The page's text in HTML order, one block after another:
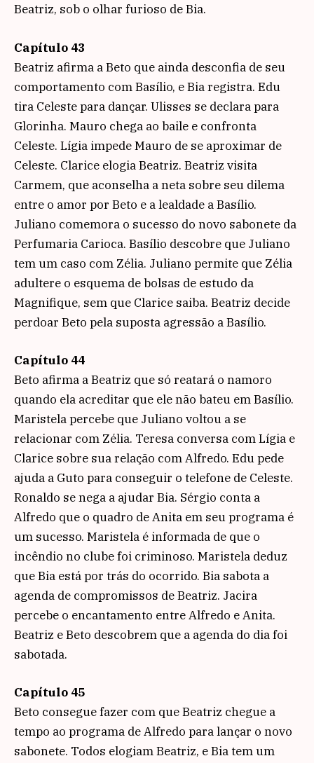
Beatriz, sob o olhar furioso de Bia.
Capítulo 43
Beatriz afirma a Beto que ainda desconfia de seu
comportamento com Basílio, e Bia registra. Edu
tira Celeste para dançar. Ulisses se declara para
Glorinha. Mauro chega ao baile e confronta
Celeste. Lígia impede Mauro de se aproximar de
Celeste. Clarice elogia Beatriz. Beatriz visita
Carmem, que aconselha a neta sobre seu dilema
entre o amor por Beto e a lealdade a Basílio.
Juliano comemora o sucesso do novo sabonete da
Perfumaria Carioca. Basílio descobre que Juliano
tem um caso com Zélia. Juliano permite que Zélia
adultere o esquema de bolsas de estudo da
Magnifique, sem que Clarice saiba. Beatriz decide
perdoar Beto pela suposta agressão a Basílio.
Capítulo 44
Beto afirma a Beatriz que só reatará o namoro
quando ela acreditar que ele não bateu em Basílio.
Maristela percebe que Juliano voltou a se
relacionar com Zélia. Teresa conversa com Lígia e
Clarice sobre sua relação com Alfredo. Edu pede
ajuda a Guto para conseguir o telefone de Celeste.
Ronaldo se nega a ajudar Bia. Sérgio conta a
Alfredo que o quadro de Anita em seu programa é
um sucesso. Maristela é informada de que o
incêndio no clube foi criminoso. Maristela deduz
que Bia está por trás do ocorrido. Bia sabota a
agenda de compromissos de Beatriz. Jacira
percebe o encantamento entre Alfredo e Anita.
Beatriz e Beto descobrem que a agenda do dia foi
sabotada.
Capítulo 45
Beto consegue fazer com que Beatriz chegue a
tempo ao programa de Alfredo para lançar o novo
sabonete. Todos elogiam Beatriz, e Bia tem um